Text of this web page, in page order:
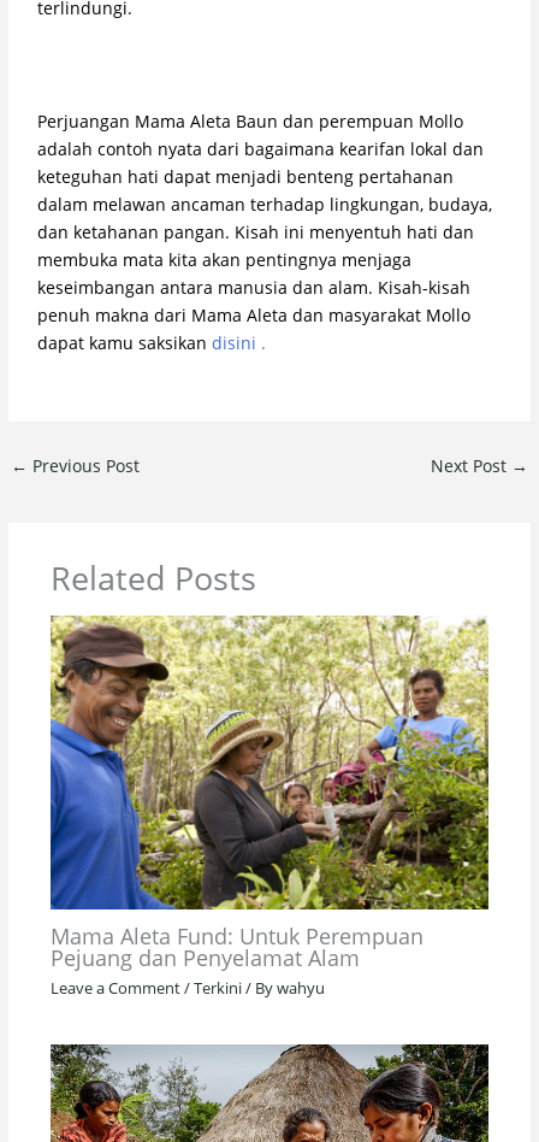
terlindungi.
Perjuangan Mama Aleta Baun dan perempuan Mollo
adalah contoh nyata dari bagaimana kearifan lokal dan
keteguhan hati dapat menjadi benteng pertahanan
dalam melawan ancaman terhadap lingkungan, budaya,
dan ketahanan pangan. Kisah ini menyentuh hati dan
membuka mata kita akan pentingnya menjaga
keseimbangan antara manusia dan alam. Kisah-kisah
penuh makna dari Mama Aleta dan masyarakat Mollo
dapat kamu saksikandisini .
← Previous Post Next Post →
Related Posts
Mama Aleta Fund: Untuk Perempuan
Pejuang dan Penyelamat Alam
Leave a Comment/Terkini/ Bywahyu